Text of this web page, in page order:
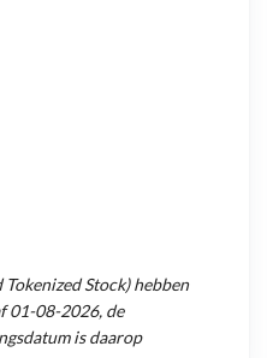
Stock)hebben
01-08-2026, de
is daarop